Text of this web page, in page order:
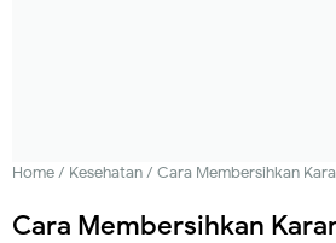
Home/ Kesehatan/ Cara Membersihkan
Cara Membersihkan